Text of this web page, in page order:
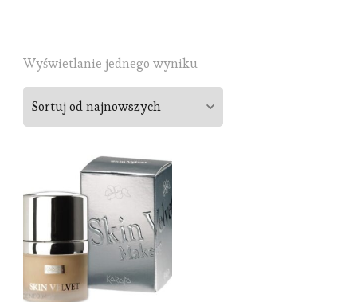
Wyświetlanie jednego wyniku